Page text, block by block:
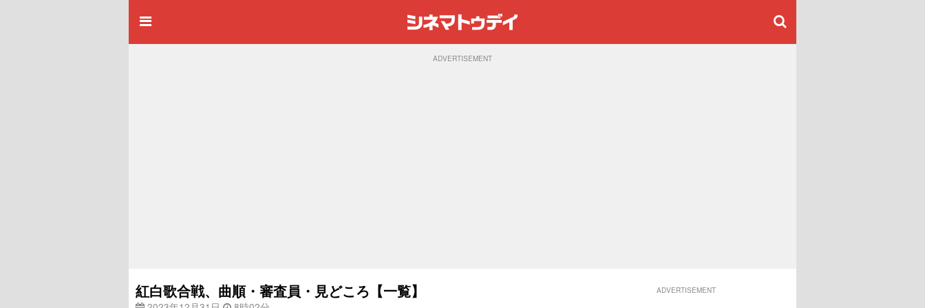
ADVERTISEMENT
紅白歌合戦、曲順・審査員・見どころ【一覧】 ADVERTISEMENT